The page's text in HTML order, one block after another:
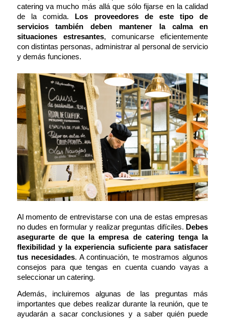
catering va mucho más allá que sólo fijarse en la calidad
de la comida. Los proveedores de este tipo de
servicios también deben mantener la calma en
situaciones estresantes, comunicarse eficientemente
con distintas personas, administrar al personal de servicio
y demás funciones.
Al momento de entrevistarse con una de estas empresas
no dudes en formular y realizar preguntas difíciles. Debes
asegurarte de que la empresa de catering tenga la
flexibilidad y la experiencia suficiente para satisfacer
tus necesidades. A continuación, te mostramos algunos
consejos para que tengas en cuenta cuando vayas a
seleccionar un catering.
Además, incluiremos algunas de las preguntas más
importantes que debes realizar durante la reunión, que te
ayudarán a sacar conclusiones y a saber quién puede